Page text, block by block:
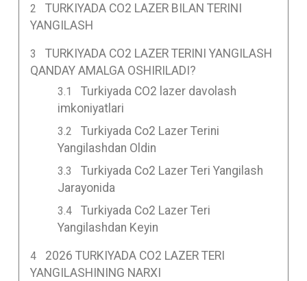
TURKIYADA CO2 LAZER BILAN TERINI
YANGILASH
TURKIYADA CO2 LAZER TERINI YANGILASH
QANDAY AMALGA OSHIRILADI?
Turkiyada CO2 lazer davolash
imkoniyatlari
Turkiyada Co2 Lazer Terini
Yangilashdan Oldin
Turkiyada Co2 Lazer Teri Yangilash
Jarayonida
Turkiyada Co2 Lazer Teri
Yangilashdan Keyin
2026 TURKIYADA CO2 LAZER TERI
YANGILASHINING NARXI